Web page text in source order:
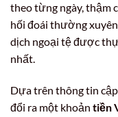
theo từng ngày, thậm
hối đoái thường
dịch ngoại tệ được
nhất.
Dựa trên thông tin
đổi ra một khoản tiền